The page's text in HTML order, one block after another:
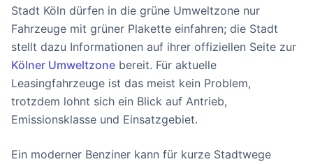
Stadt Köln dürfen in die grüne Umweltzone nur
Fahrzeuge mit grüner Plakette einfahren; die Stadt
stellt dazu Informationen auf ihrer offiziellen Seite zur
Kölner Umweltzone bereit. Für aktuelle
Leasingfahrzeuge ist das meist kein Problem,
trotzdem lohnt sich ein Blick auf Antrieb,
Emissionsklasse und Einsatzgebiet.
Ein moderner Benziner kann für kurze Stadtwege